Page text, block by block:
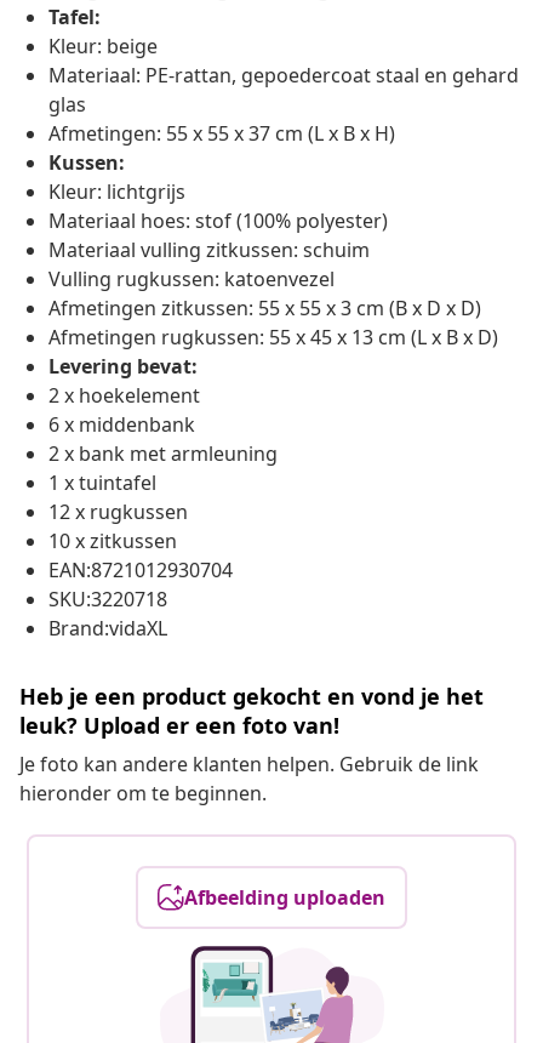
Tafel:
Kleur: beige
Materiaal: PE-rattan, gepoedercoat staal en gehard
glas
Afmetingen: 55 x 55 x 37 cm (L x B x H)
Kussen:
Kleur: lichtgrijs
Materiaal hoes: stof (100% polyester)
Materiaal vulling zitkussen: schuim
Vulling rugkussen: katoenvezel
Afmetingen zitkussen: 55 x 55 x 3 cm (B x D x D)
Afmetingen rugkussen: 55 x 45 x 13 cm (L x B x D)
Levering bevat:
2 x hoekelement
6 x middenbank
2 x bank met armleuning
1 x tuintafel
12 x rugkussen
10 x zitkussen
EAN:8721012930704
SKU:3220718
Brand:vidaXL
Heb je een product gekocht en vond je het
leuk? Upload er een foto van!
Je foto kan andere klanten helpen. Gebruik de link
hieronder om te beginnen.
Afbeelding uploaden